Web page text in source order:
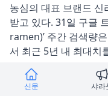
농심의 대표 브랜드
받고 있다. 31일 구글
ramen)’ 주간 검색량
서 최근 5년 내 최대치
Press:
신문 샤라